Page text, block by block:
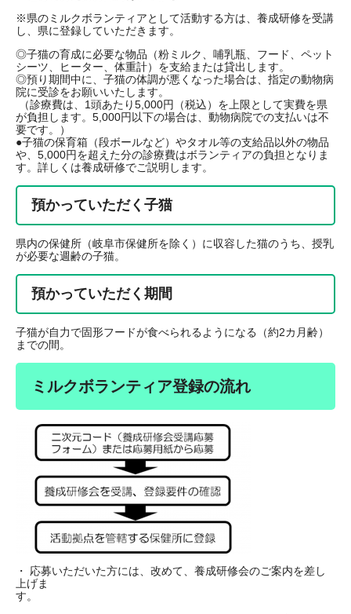
※県のミルクボランティアとして活動する方は、養成研修を受講
し、県に登録していただきます。
◎子猫の育成に必要な物品（粉ミルク、哺乳瓶、フード、ペット
シーツ、ヒーター、体重計）を支給または貸出します。
◎預り期間中に、子猫の体調が悪くなった場合は、指定の動物病
院に受診をお願いいたします。
（診療費は、1頭あたり5,000円（税込）を上限として実費を県
が負担します。5,000円以下の場合は、動物病院での支払いは不
要です。）
●子猫の保育箱（段ボールなど）やタオル等の支給品以外の物品
や、5,000円を超えた分の診療費はボランティアの負担となりま
す。詳しくは養成研修でご説明します。
預かっていただく子猫
県内の保健所（岐阜市保健所を除く）に収容した猫のうち、授乳
が必要な週齢の子猫。
預かっていただく期間
子猫が自力で固形フードが食べられるようになる（約2カ月齢）
までの間。
ミルクボランティア登録の流れ
・ 応募いただいた方には、改めて、養成研修会のご案内を差し
上げま
す。